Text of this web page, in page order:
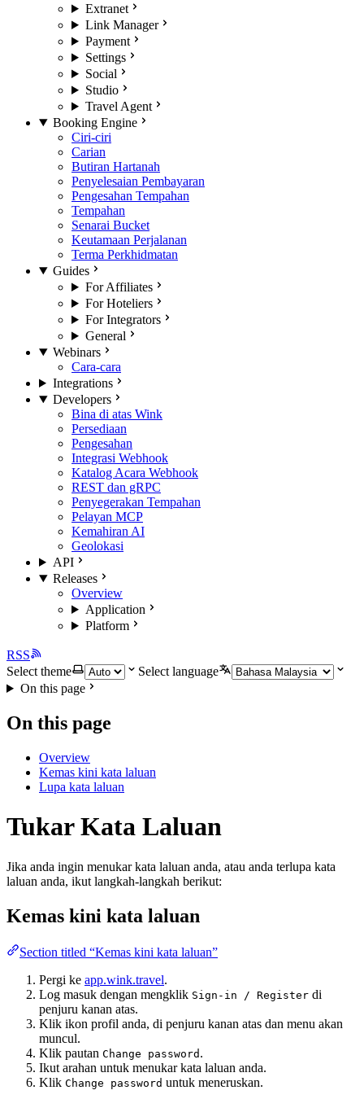
Extranet
Link Manager
Payment
Settings
Social
Studio
Travel Agent
Booking Engine
Ciri-ciri
Carian
Butiran Hartanah
Penyelesaian Pembayaran
Pengesahan Tempahan
Tempahan
Senarai Bucket
Keutamaan Perjalanan
Terma Perkhidmatan
Guides
For Affiliates
For Hoteliers
For Integrators
General
Webinars
Cara-cara
Integrations
Developers
Bina di atas Wink
Persediaan
Pengesahan
Integrasi Webhook
Katalog Acara Webhook
REST dan gRPC
Penyegerakan Tempahan
Pelayan MCP
Kemahiran AI
Geolokasi
API
Releases
Overview
Application
Platform
RSS
Select theme
Select language
On this page
On this page
Overview
Kemas kini kata laluan
Lupa kata laluan
Tukar Kata Laluan
Jika anda ingin menukar kata laluan anda, atau anda terlupa kata
laluan anda, ikut langkah-langkah berikut:
Kemas kini kata laluan
Section titled “Kemas kini kata laluan”
Pergi ke app.wink.travel.
Log masuk dengan mengklik Sign-in / Register di
penjuru kanan atas.
Klik ikon profil anda, di penjuru kanan atas dan menu akan
muncul.
Klik pautan Change password .
Ikut arahan untuk menukar kata laluan anda.
Klik Change password untuk meneruskan.